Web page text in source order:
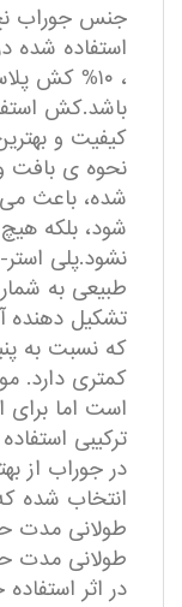
جنس جوراب
باشد.کش
کیفیت و
نحوه ی بافت و
شده، باعث
شود، بلکه
نشود.پلی
طبیعی به
تشکیل دهنده
که نسبت به
کمتری دارد.
است اما برای
ترکیبی
در جوراب از
انتخاب شده
طولانی مدت
طولانی مدت
در اثر